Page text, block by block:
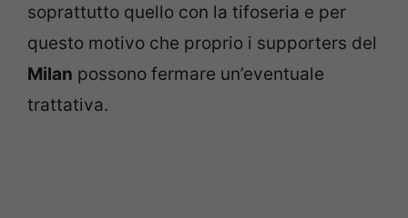
soprattutto quello con la tifoseria e per
questo motivo che proprio i supporters del
Milan possono fermare un’eventuale
trattativa.